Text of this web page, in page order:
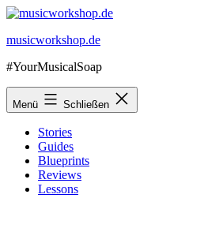
Zum
springen
musicworkshop.de
#YourMusicalSoap
Menü Schließen
Stories
Guides
Blueprints
Reviews
Lessons